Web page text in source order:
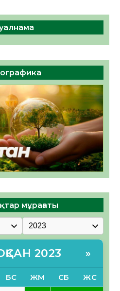
мұрағаты
2023 »
БС ЖМ СБ ЖС